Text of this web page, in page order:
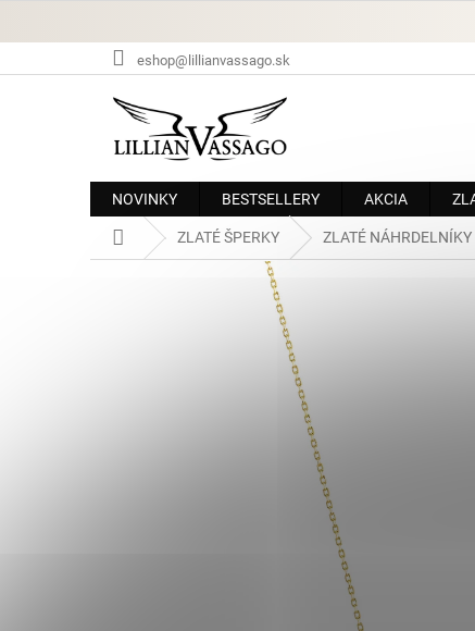
eshop@lillianvassago.sk
NOVINKY BESTSELLERY AKCIA
DomovZLATÉ ŠPERKY ZLATÉ NÁHRDELNÍKY